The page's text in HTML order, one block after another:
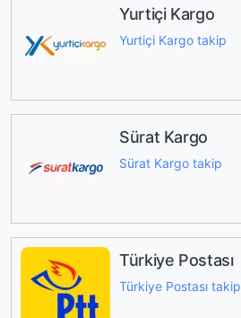
Yurtiçi Kargo
Yurtiçi Kargo takip
Sürat Kargo
Sürat Kargo takip
Türkiye Postası
Türkiye Postası takip